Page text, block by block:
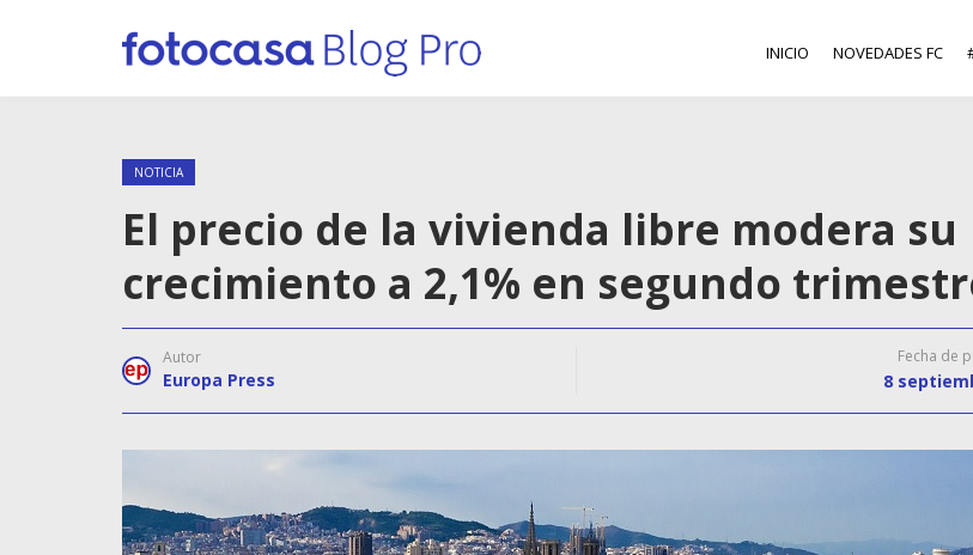
INICIO NOVEDADES FC
NOTICIA
El precio de la vivienda libre modera su
crecimiento a 2,1% en segundo
Autor
Europa Press
Fecha de
8